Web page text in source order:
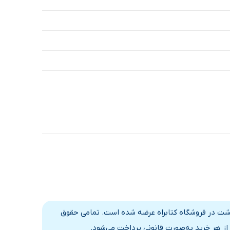
در فروشگاه کتابراه عرضه شده است. تمامی حقوق
هر خرید به‌صورت قانونی پرداخت می‌شود.